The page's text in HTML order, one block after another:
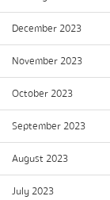
December 2023
November 2023
October 2023
September 2023
August 2023
July 2023